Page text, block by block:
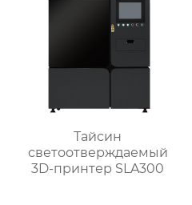
Тайсин
светоотверждаемый
3D-принтер SLA300